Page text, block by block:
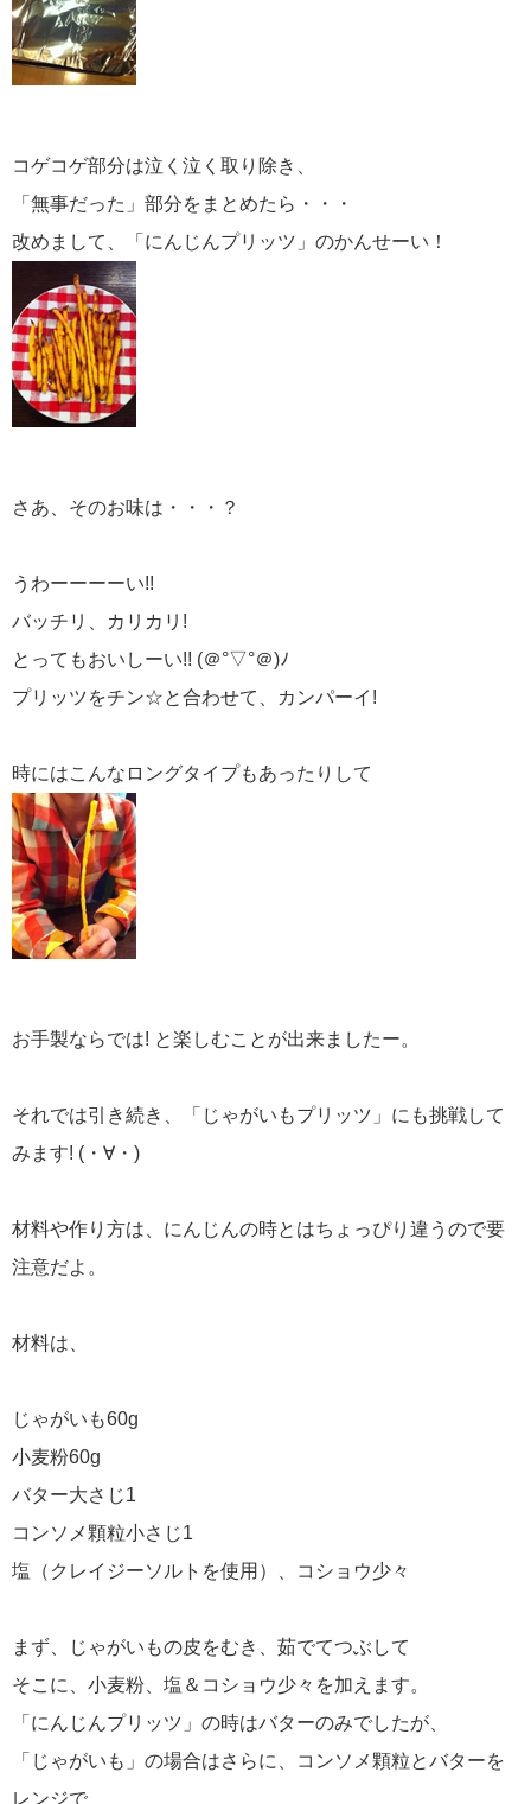
コゲコゲ部分は泣く泣く取り除き、
「無事だった」部分をまとめたら・・・
改めまして、「にんじんプリッツ」のかんせーい！
さあ、そのお味は・・・？
うわーーーーい!!
バッチリ、カリカリ!
とってもおいしーい!! (＠°▽°＠)ﾉ
プリッツをチン☆と合わせて、カンパーイ!
時にはこんなロングタイプもあったりして
お手製ならでは! と楽しむことが出来ましたー。
それでは引き続き、「じゃがいもプリッツ」にも挑戦して
みます! (・∀・)
材料や作り方は、にんじんの時とはちょっぴり違うので要
注意だよ。
材料は、
じゃがいも60g
小麦粉60g
バター大さじ1
コンソメ顆粒小さじ1
塩（クレイジーソルトを使用）、コショウ少々
まず、じゃがいもの皮をむき、茹でてつぶして
そこに、小麦粉、塩＆コショウ少々を加えます。
「にんじんプリッツ」の時はバターのみでしたが、
「じゃがいも」の場合はさらに、コンソメ顆粒とバターを
レンジで